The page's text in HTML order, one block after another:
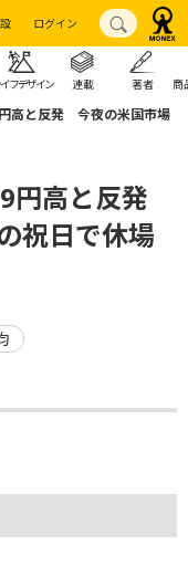
ログイン
フデザイン 連載 著者 商
高と反発 今夜の米国市場
円高と反発
祝日で休場